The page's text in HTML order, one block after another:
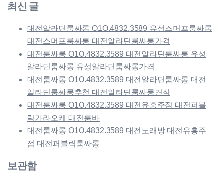
최신 글
대전알라딘룸싸롱 O1O.4832.3589 유성스머프룸싸롱
대전스머프룸싸롱 대전알라딘룸싸롱가격
대전룸싸롱 O1O.4832.3589 대전알라딘룸싸롱 유성
알라딘룸싸롱 유성알라딘룸싸롱가격
대전룸싸롱 O1O.4832.3589 대전알라딘룸싸롱 대전
알라딘룸싸롱추천 대전알라딘룸싸롱견적
대전룸싸롱 O1O.4832.3589 대전유흥주점 대전퍼블
릭가라오케 대전룸바
대전룸싸롱 O1O.4832.3589 대전노래방 대전유흥주
점 대전퍼블릭룸싸롱
보관함